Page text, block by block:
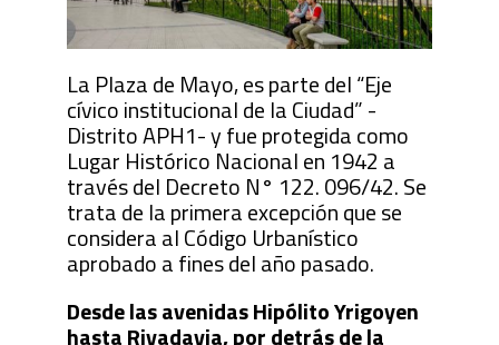
La Plaza de Mayo, es parte del “Eje
cívico institucional de la Ciudad” -
Distrito APH1- y fue protegida como
Lugar Histórico Nacional en 1942 a
través del Decreto N° 122. 096/42. Se
trata de la primera excepción que se
considera al Código Urbanístico
aprobado a fines del año pasado.
Desde las avenidas Hipólito Yrigoyen
hasta Rivadavia, por detrás de la